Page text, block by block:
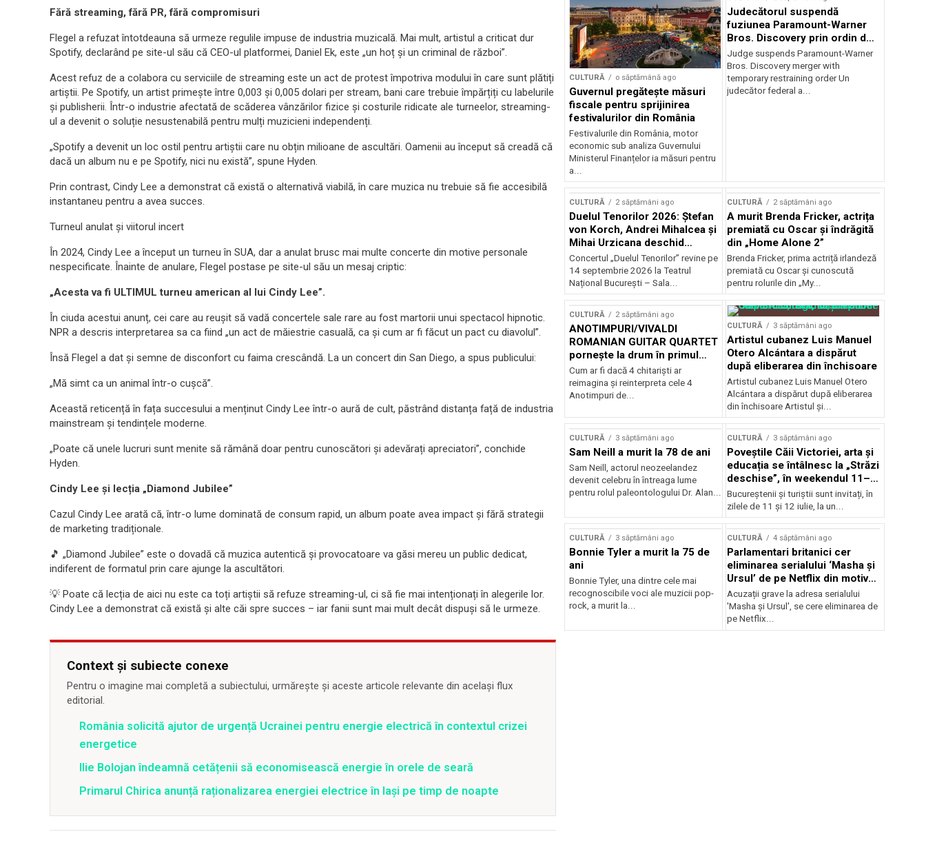
Fără streaming, fără PR, fără compromisuri
Flegel a refuzat întotdeauna să urmeze regulile impuse de industria muzicală. Mai mult, artistul a criticat dur
Spotify, declarând pe site-ul său că CEO-ul platformei, Daniel Ek, este „un hoț și un criminal de război”.
Acest refuz de a colabora cu serviciile de streaming este un act de protest împotriva modului în care sunt plătiți
artiștii. Pe Spotify, un artist primește între 0,003 și 0,005 dolari per stream, bani care trebuie împărțiți cu labelurile
și publisherii. Într-o industrie afectată de scăderea vânzărilor fizice și costurile ridicate ale turneelor, streaming-
ul a devenit o soluție nesustenabilă pentru mulți muzicieni independenți.
„Spotify a devenit un loc ostil pentru artiștii care nu obțin milioane de ascultări. Oamenii au început să creadă că
dacă un album nu e pe Spotify, nici nu există”, spune Hyden.
Prin contrast, Cindy Lee a demonstrat că există o alternativă viabilă, în care muzica nu trebuie să fie accesibilă
instantaneu pentru a avea succes.
Turneul anulat și viitorul incert
În 2024, Cindy Lee a început un turneu în SUA, dar a anulat brusc mai multe concerte din motive personale
nespecificate. Înainte de anulare, Flegel postase pe site-ul său un mesaj criptic:
„Acesta va fi ULTIMUL turneu american al lui Cindy Lee”.
În ciuda acestui anunț, cei care au reușit să vadă concertele sale rare au fost martorii unui spectacol hipnotic.
NPR a descris interpretarea sa ca fiind „un act de măiestrie casuală, ca și cum ar fi făcut un pact cu diavolul”.
Însă Flegel a dat și semne de disconfort cu faima crescândă. La un concert din San Diego, a spus publicului:
„Mă simt ca un animal într-o cușcă”.
Această reticență în fața succesului a menținut Cindy Lee într-o aură de cult, păstrând distanța față de industria
mainstream și tendințele moderne.
„Poate că unele lucruri sunt menite să rămână doar pentru cunoscători și adevărați apreciatori”, conchide
Hyden.
Cindy Lee și lecția „Diamond Jubilee”
Cazul Cindy Lee arată că, într-o lume dominată de consum rapid, un album poate avea impact și fără strategii
de marketing tradiționale.
🎵 „Diamond Jubilee” este o dovadă că muzica autentică și provocatoare va găsi mereu un public dedicat,
indiferent de formatul prin care ajunge la ascultători.
💡 Poate că lecția de aici nu este ca toți artiștii să refuze streaming-ul, ci să fie mai intenționați în alegerile lor.
Cindy Lee a demonstrat că există și alte căi spre succes – iar fanii sunt mai mult decât dispuși să le urmeze.
Context și subiecte conexe
Pentru o imagine mai completă a subiectului, urmărește și aceste articole relevante din același flux
editorial.
România solicită ajutor de urgență Ucrainei pentru energie electrică în contextul crizei
energetice
Ilie Bolojan îndeamnă cetățenii să economisească energie în orele de seară
Primarul Chirica anunță raționalizarea energiei electrice în Iași pe timp de noapte
CULTURĂ o săptămână ago
Guvernul pregătește măsuri
fiscale pentru sprijinirea
festivalurilor din România
Festivalurile din România, motor
economic sub analiza Guvernului
Ministerul Finanțelor ia măsuri pentru
a...
Judecătorul suspendă
fuziunea Paramount-Warner
Bros. Discovery prin ordin de
restricție temporară
Judge suspends Paramount-Warner
Bros. Discovery merger with
temporary restraining order Un
judecător federal a...
CULTURĂ 2 săptămâni ago
Duelul Tenorilor 2026: Ștefan
von Korch, Andrei Mihalcea și
Mihai Urzicana deschid
stagiunea Musical
Extravaganza la TNB
Concertul „Duelul Tenorilor” revine pe
14 septembrie 2026 la Teatrul
Național București – Sala...
CULTURĂ 2 săptămâni ago
A murit Brenda Fricker, actrița
premiată cu Oscar și îndrăgită
din „Home Alone 2”
Brenda Fricker, prima actriță irlandeză
premiată cu Oscar și cunoscută
pentru rolurile din „My...
CULTURĂ 2 săptămâni ago
ANOTIMPURI/VIVALDI
ROMANIAN GUITAR QUARTET
pornește la drum în primul
turneu național
Cum ar fi dacă 4 chitarişti ar
reimagina şi reinterpreta cele 4
Anotimpuri de...
CULTURĂ 3 săptămâni ago
Artistul cubanez Luis Manuel
Otero Alcántara a dispărut
după eliberarea din închisoare
Artistul cubanez Luis Manuel Otero
Alcántara a dispărut după eliberarea
din închisoare Artistul și...
CULTURĂ 3 săptămâni ago
Sam Neill a murit la 78 de ani
Sam Neill, actorul neozeelandez
devenit celebru în întreaga lume
pentru rolul paleontologului Dr. Alan...
CULTURĂ 3 săptămâni ago
Poveștile Căii Victoriei, arta și
educația se întâlnesc la „Străzi
deschise”, în weekendul 11–
12 iulie
Bucureștenii și turiștii sunt invitați, în
zilele de 11 și 12 iulie, la un...
CULTURĂ 3 săptămâni ago
Bonnie Tyler a murit la 75 de
ani
Bonnie Tyler, una dintre cele mai
recognoscibile voci ale muzicii pop-
rock, a murit la...
CULTURĂ 4 săptămâni ago
Parlamentari britanici cer
eliminarea serialului ‘Masha și
Ursul’ de pe Netflix din motive
de propagandă
Acuzații grave la adresa serialului
'Masha și Ursul', se cere eliminarea de
pe Netflix...